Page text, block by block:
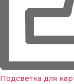
Подсветка для